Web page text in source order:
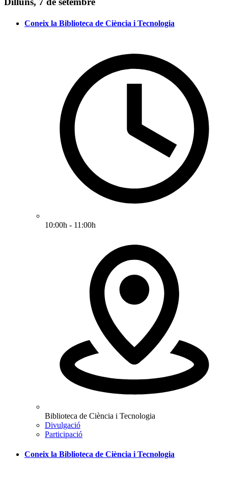
Coneix la Biblioteca de Ciència i Tecnologia
10:00h - 11:00h
Biblioteca de Ciència i Tecnologia
Divulgació
Participació
Coneix la Biblioteca de Ciència i Tecnologia